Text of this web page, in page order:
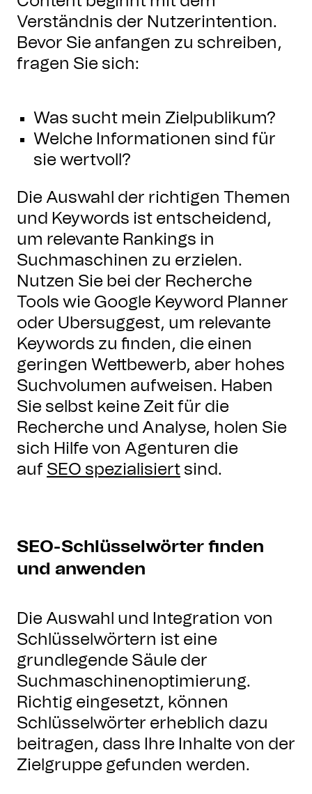
Verständnis der Nutzerintention.
Bevor Sie anfangen zu schreiben,
fragen Sie sich:
Was sucht mein Zielpublikum?
Welche Informationen sind für
sie wertvoll?
Die Auswahl der richtigen Themen
und Keywords ist entscheidend,
um relevante Rankings in
Suchmaschinen zu erzielen.
Nutzen Sie bei der Recherche
Tools wie Google Keyword Planner
oder Ubersuggest, um relevante
Keywords zu finden, die einen
geringen Wettbewerb, aber hohes
Suchvolumen aufweisen. Haben
Sie selbst keine Zeit für die
Recherche und Analyse, holen Sie
sich Hilfe von Agenturen die
auf SEO spezialisiert sind.
SEO-Schlüsselwörter finden
und anwenden
Die Auswahl und Integration von
Schlüsselwörtern ist eine
grundlegende Säule der
Suchmaschinenoptimierung.
Richtig eingesetzt, können
Schlüsselwörter erheblich dazu
beitragen, dass Ihre Inhalte von der
Zielgruppe gefunden werden.